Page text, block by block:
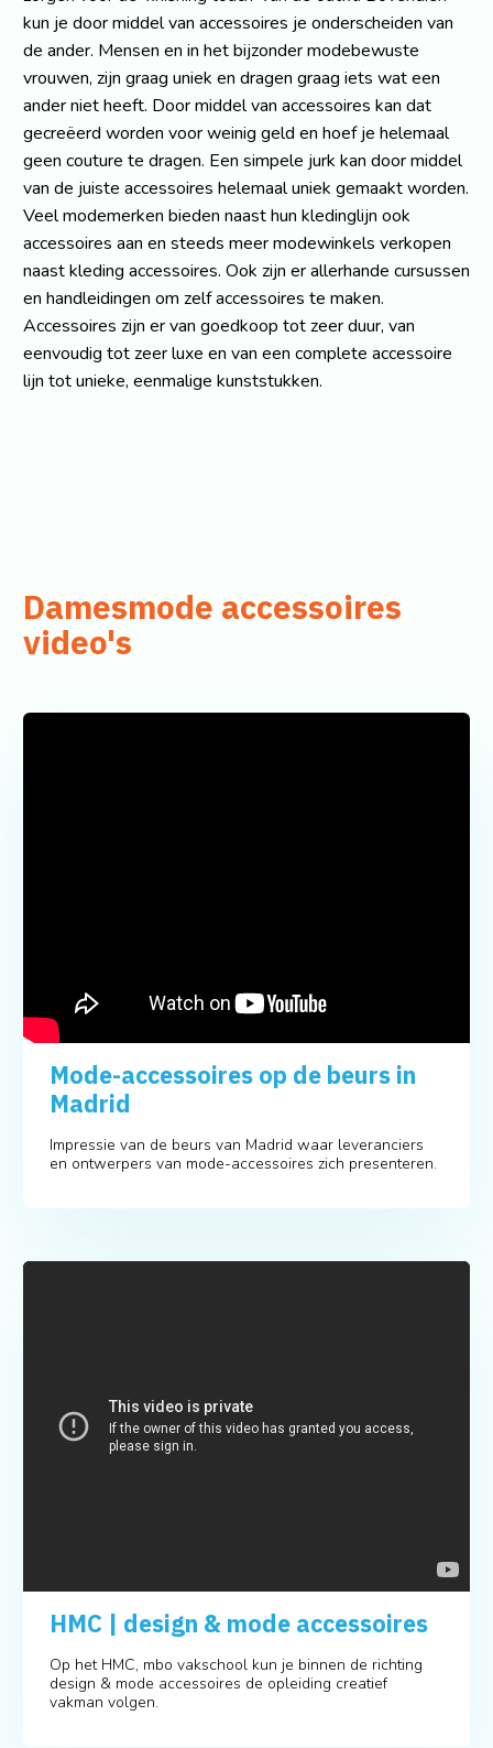
kun je door middel van accessoires je onderscheiden van
de ander. Mensen en in het bijzonder modebewuste
vrouwen, zijn graag uniek en dragen graag iets wat een
ander niet heeft. Door middel van accessoires kan dat
gecreëerd worden voor weinig geld en hoef je helemaal
geen couture te dragen. Een simpele jurk kan door middel
van de juiste accessoires helemaal uniek gemaakt worden.
Veel modemerken bieden naast hun kledinglijn ook
accessoires aan en steeds meer modewinkels verkopen
naast kleding accessoires. Ook zijn er allerhande cursussen
en handleidingen om zelf accessoires te maken.
Accessoires zijn er van goedkoop tot zeer duur, van
eenvoudig tot zeer luxe en van een complete accessoire
lijn tot unieke, eenmalige kunststukken.
Damesmode accessoires
video's
Mode-accessoires op de beurs in
Madrid
Impressie van de beurs van Madrid waar leveranciers
en ontwerpers van mode-accessoires zich presenteren.
HMC | design & mode accessoires
Op het HMC, mbo vakschool kun je binnen de richting
design & mode accessoires de opleiding creatief
vakman volgen.